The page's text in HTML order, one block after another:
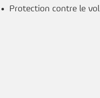
Protection contre le vol